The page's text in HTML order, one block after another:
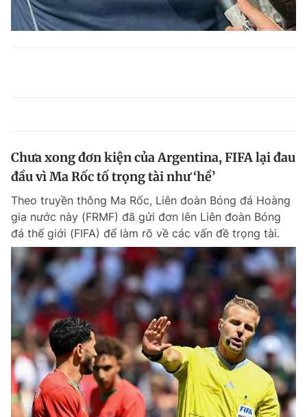
Chưa xong đơn kiện của Argentina, FIFA lại đau
đầu vì Ma Rốc tố trọng tài như ‘hề’
Theo truyền thông Ma Rốc, Liên đoàn Bóng đá Hoàng
gia nước này (FRMF) đã gửi đơn lên Liên đoàn Bóng
đá thế giới (FIFA) để làm rõ về các vấn đề trọng tài.